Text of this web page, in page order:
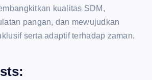
kualitas SDM,
pangan, dan mewujudkan
serta adaptif terhadap zaman.